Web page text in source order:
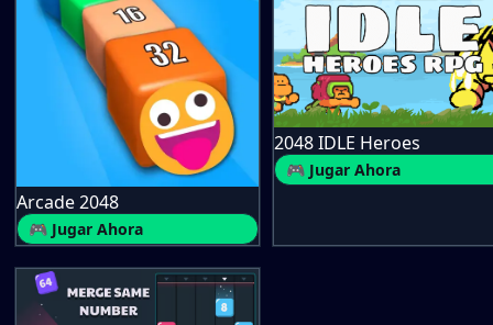
Arcade 2048
🎮 Jugar Ahora
2048 IDLE Heroes
🎮 Jugar Ahora